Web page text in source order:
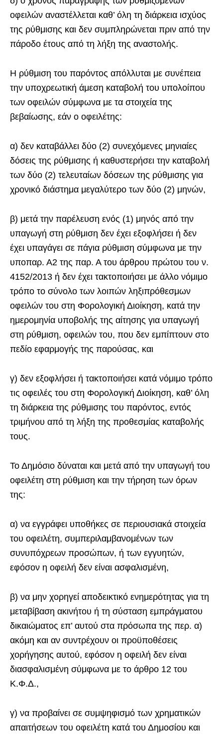
οφειλών αναστέλλεται καθ’ όλη τη διάρκεια ισχύος
της ρύθμισης και δεν συμπληρώνεται πριν από την
πάροδο έτους από τη λήξη της αναστολής.
Η ρύθμιση του παρόντος απόλλυται με συνέπεια
την υποχρεωτική άμεση καταβολή του υπολοίπου
των οφειλών σύμφωνα με τα στοιχεία της
βεβαίωσης, εάν ο οφειλέτης:
α) δεν καταβάλλει δύο (2) συνεχόμενες μηνιαίες
δόσεις της ρύθμισης ή καθυστερήσει την καταβολή
των δύο (2) τελευταίων δόσεων της ρύθμισης για
χρονικό διάστημα μεγαλύτερο των δύο (2) μηνών,
β) μετά την παρέλευση ενός (1) μηνός από την
υπαγωγή στη ρύθμιση δεν έχει εξοφλήσει ή δεν
έχει υπαγάγει σε πάγια ρύθμιση σύμφωνα με την
υποπαρ. Α2 της παρ. Α του άρθρου πρώτου του ν.
4152/2013 ή δεν έχει τακτοποιήσει με άλλο νόμιμο
τρόπο το σύνολο των λοιπών ληξιπρόθεσμων
οφειλών του στη Φορολογική Διοίκηση, κατά την
ημερομηνία υποβολής της αίτησης για υπαγωγή
στη ρύθμιση, οφειλών του, που δεν εμπίπτουν στο
πεδίο εφαρμογής της παρούσας, και
γ) δεν εξοφλήσει ή τακτοποιήσει κατά νόμιμο τρόπο
τις οφειλές του στη Φορολογική Διοίκηση, καθ’ όλη
τη διάρκεια της ρύθμισης του παρόντος, εντός
τριμήνου από τη λήξη της προθεσμίας καταβολής
τους.
Το Δημόσιο δύναται και μετά από την υπαγωγή του
οφειλέτη στη ρύθμιση και την τήρηση των όρων
της:
α) να εγγράφει υποθήκες σε περιουσιακά στοιχεία
του οφειλέτη, συμπεριλαμβανομένων των
συνυπόχρεων προσώπων, ή των εγγυητών,
εφόσον η οφειλή δεν είναι ασφαλισμένη,
β) να μην χορηγεί αποδεικτικό ενημερότητας για τη
μεταβίβαση ακινήτου ή τη σύσταση εμπράγματου
δικαιώματος επ’ αυτού στα πρόσωπα της περ. α)
ακόμη και αν συντρέχουν οι προϋποθέσεις
χορήγησης αυτού, εφόσον η οφειλή δεν είναι
διασφαλισμένη σύμφωνα με το άρθρο 12 του
Κ.Φ.Δ.,
γ) να προβαίνει σε συμψηφισμό των χρηματικών
απαιτήσεων του οφειλέτη κατά του Δημοσίου και